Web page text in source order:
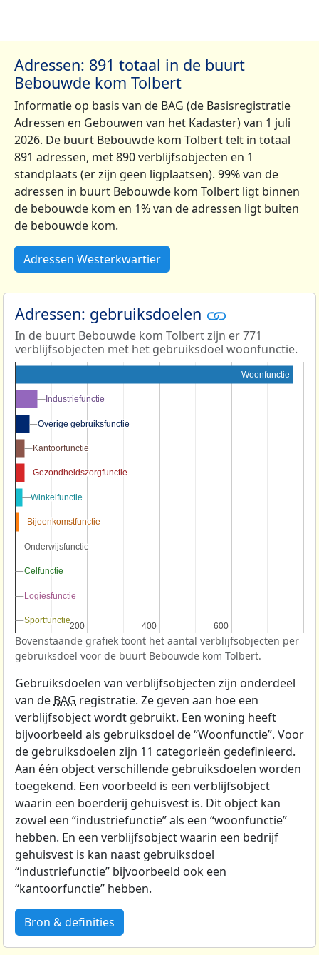
Adressen: 891 totaal in de buurt
Bebouwde kom Tolbert
Informatie op basis van de BAG (de Basisregistratie
Adressen en Gebouwen van het Kadaster) van 1 juli
2026. De buurt Bebouwde kom Tolbert telt in totaal
891 adressen, met 890 verblijfsobjecten en 1
standplaats (er zijn geen ligplaatsen). 99% van de
adressen in buurt Bebouwde kom Tolbert ligt binnen
de bebouwde kom en 1% van de adressen ligt buiten
de bebouwde kom.
Adressen Westerkwartier
Adressen: gebruiksdoelen
In de buurt Bebouwde kom Tolbert zijn er 771
verblijfsobjecten met het gebruiksdoel woonfunctie.
200
200 400
400 600
600
Woonfunctie
Industriefunctie
Industriefunctie
Overige gebruiksfunctie
Overige gebruiksfunctie
Kantoorfunctie
Kantoorfunctie
Gezondheidszorgfunctie
Gezondheidszorgfunctie
Winkelfunctie
Winkelfunctie
Bijeenkomstfunctie
Bijeenkomstfunctie
Onderwijsfunctie
Onderwijsfunctie
Celfunctie
Celfunctie
Logiesfunctie
Logiesfunctie
Sportfunctie
Sportfunctie
Bovenstaande grafiek toont het aantal verblijfsobjecten per
gebruiksdoel voor de buurt Bebouwde kom Tolbert.
Gebruiksdoelen van verblijfsobjecten zijn onderdeel
van de BAG registratie. Ze geven aan hoe een
verblijfsobject wordt gebruikt. Een woning heeft
bijvoorbeeld als gebruiksdoel de “Woonfunctie”. Voor
de gebruiksdoelen zijn 11 categorieën gedefinieerd.
Aan één object verschillende gebruiksdoelen worden
toegekend. Een voorbeeld is een verblijfsobject
waarin een boerderij gehuisvest is. Dit object kan
zowel een “industriefunctie” als een “woonfunctie”
hebben. En een verblijfsobject waarin een bedrijf
gehuisvest is kan naast gebruiksdoel
“industriefunctie” bijvoorbeeld ook een
“kantoorfunctie” hebben.
Bron & definities